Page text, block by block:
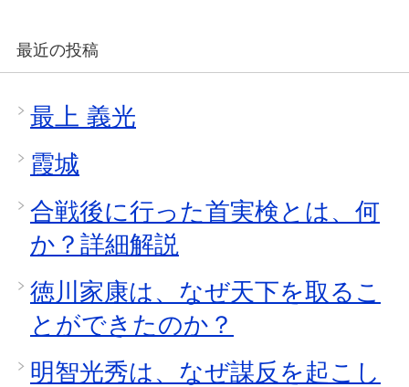
最近の投稿
最上 義光
霞城
合戦後に行った首実検とは、何
か？詳細解説
徳川家康は、なぜ天下を取るこ
とができたのか？
明智光秀は、なぜ謀反を起こし